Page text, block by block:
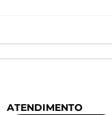
ATENDIMENTO